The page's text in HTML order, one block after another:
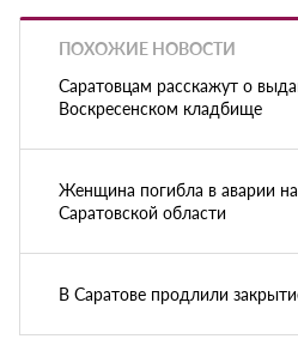
ПОХОЖИЕ НОВОСТИ
Саратовцам расскажут о
Воскресенском кладбище
Женщина погибла в аварии
Саратовской области
В Саратове продлили